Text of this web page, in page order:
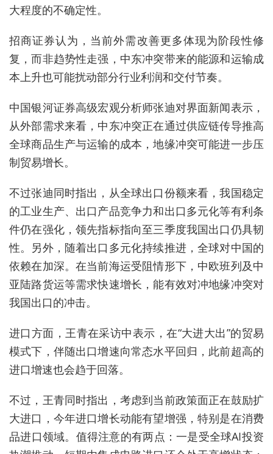
大程度的不确定性。
招商证券认为，当前外需改善更多体现为阶段性修
复，而非趋势性走强，中东冲突带来的能源和运输成
本上升也可能扰动部分行业利润和交付节奏。
中国银河证券高级宏观分析师张迪对界面新闻表示，
从外部需求来看，中东冲突正在通过供应链传导推高
全球商品生产与运输的成本，地缘冲突可能进一步压
制贸易增长。
不过张迪同时指出，从全球出口份额来看，我国稳定
的工业生产、出口产品竞争力和出口多元化等有利条
件仍在强化，领先指标指向至三季度我国出口仍具韧
性。另外，随着出口多元化持续推进，全球对中国的
依赖在加深。在当前海运受阻情形下，中欧班列及中
亚陆路货运等需求快速增长，能有效对冲地缘冲突对
我国出口的冲击。
进口方面，王青在采访中表示，在“大进大出”的贸易
模式下，伴随出口增速向常态水平回归，此前超高的
进口增速也会趋于回落。
不过，王青同时指出，考虑到当前政策面正在鼓励扩
大进口，今年进口增长动能有望增强，特别是在消费
品进口领域。值得注意的有两点：一是受全球AI投资